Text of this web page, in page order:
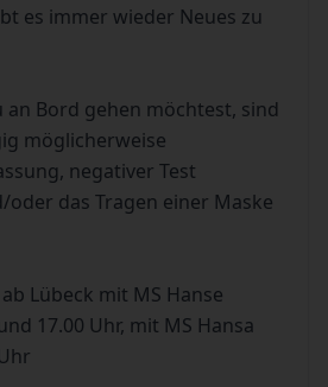
es immer wieder Neues zu
an Bord gehen möchtest, sind
möglicherweise
negativer Test
oder das Tragen einer Maske
Lübeck mit MS Hanse
17.00 Uhr, mit MS Hansa